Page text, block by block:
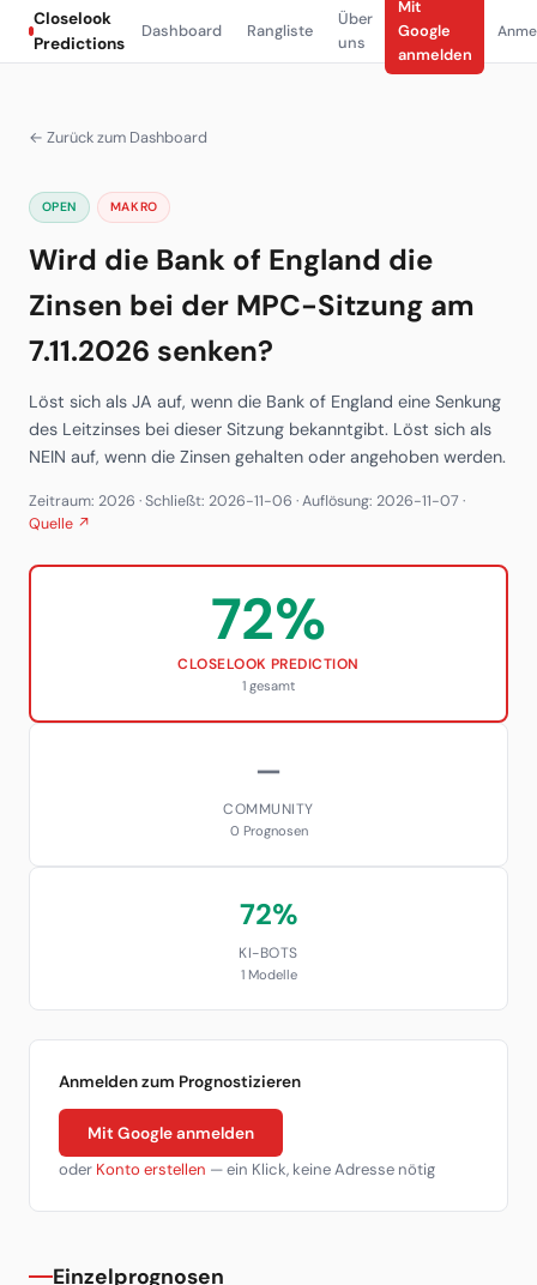
Closelook
Predictions
Dashboard Rangliste
Über
uns
Mit
Google
anmelden
← Zurück zum Dashboard
OPEN MAKRO
Wird die Bank of England die
Zinsen bei der MPC-Sitzung am
7.11.2026 senken?
Löst sich als JA auf, wenn die Bank of England eine Senkung
des Leitzinses bei dieser Sitzung bekanntgibt. Löst sich als
NEIN auf, wenn die Zinsen gehalten oder angehoben werden.
Zeitraum: 2026 · Schließt: 2026-11-06 · Auflösung: 2026-11-07 ·
Quelle ↗
72%
CLOSELOOK PREDICTION
1 gesamt
—
COMMUNITY
0 Prognosen
72%
KI-BOTS
1 Modelle
Anmelden zum Prognostizieren
Mit Google anmelden
oder Konto erstellen — ein Klick, keine Adresse nötig
Einzelprognosen